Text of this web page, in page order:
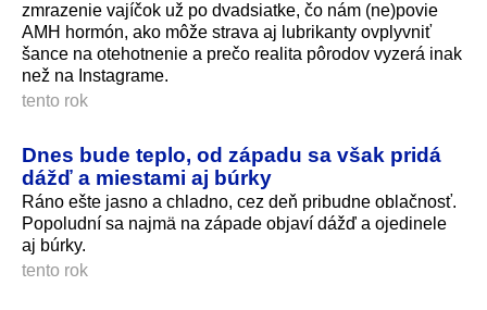
zmrazenie vajíčok už po dvadsiatke, čo nám (ne)povie
AMH hormón, ako môže strava aj lubrikanty ovplyvniť
šance na otehotnenie a prečo realita pôrodov vyzerá inak
než na Instagrame.
tento rok
Dnes bude teplo, od západu sa však pridá
dážď a miestami aj búrky
Ráno ešte jasno a chladno, cez deň pribudne oblačnosť.
Popoludní sa najmä na západe objaví dážď a ojedinele
aj búrky.
tento rok